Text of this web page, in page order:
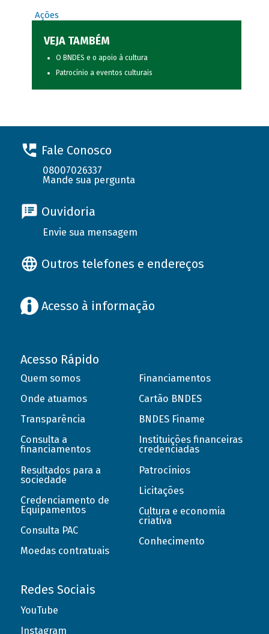
Ações
VEJA TAMBÉM
O BNDES e o apoio à cultura
Patrocínio a eventos culturais
Fale Conosco
08007026337
Mande sua pergunta
Ouvidoria
Envie sua mensagem
Outros telefones e endereços
Acesso à informação
Acesso Rápido
Quem somos
Onde atuamos
Transparência
Consulta a
financiamentos
Resultados para a
sociedade
Credenciamento de
Equipamentos
Consulta PAC
Moedas contratuais
Financiamentos
Cartão BNDES
BNDES Finame
Instituições financeiras
credenciadas
Patrocínios
Licitações
Cultura e economia
criativa
Conhecimento
Redes Sociais
YouTube
Instagram